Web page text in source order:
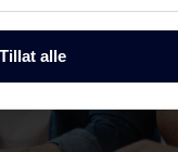
Tillat alle